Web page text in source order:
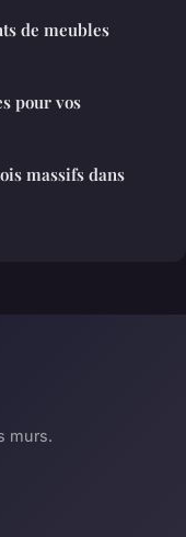
de meubles
pour vos
massifs dans
murs.